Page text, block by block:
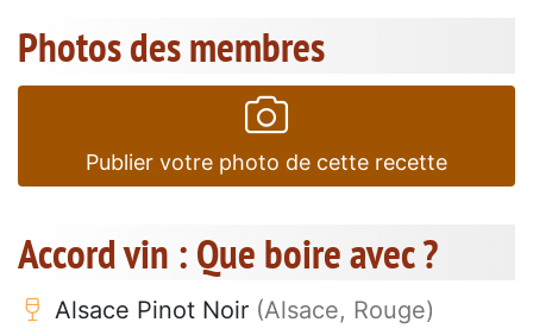
Photos des membres
Publier votre photo de cette recette
Accord vin : Que boire avec ?
Alsace Pinot Noir (Alsace, Rouge)